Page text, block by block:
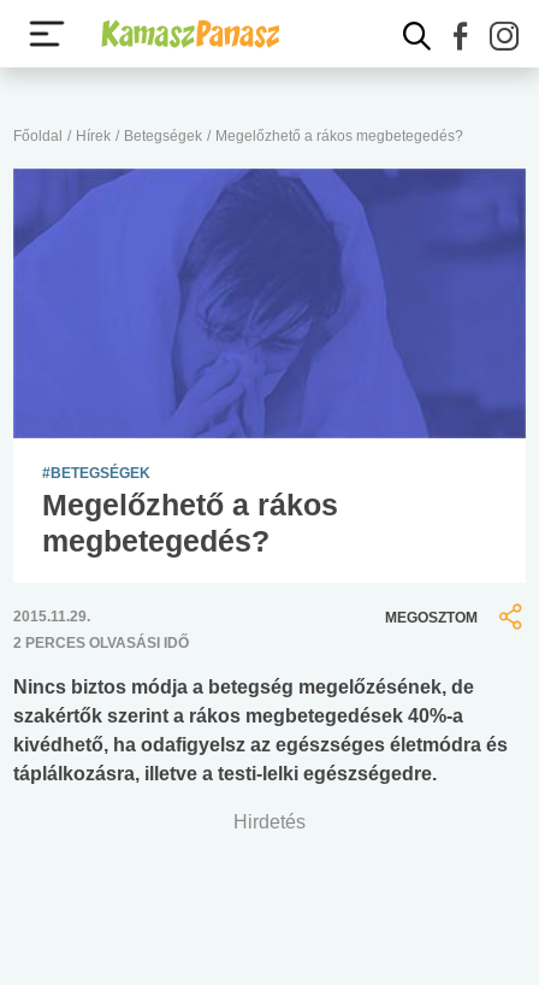
Főoldal / Hírek / Betegségek / Megelőzhető a rákos megbetegedés?
#BETEGSÉGEK
Megelőzhető a rákos
megbetegedés?
2015.11.29.
2 PERCES OLVASÁSI IDŐ
MEGOSZTOM
Nincs biztos módja a betegség megelőzésének, de
szakértők szerint a rákos megbetegedések 40%-a
kivédhető, ha odafigyelsz az egészséges életmódra és
táplálkozásra, illetve a testi-lelki egészségedre.
Hirdetés